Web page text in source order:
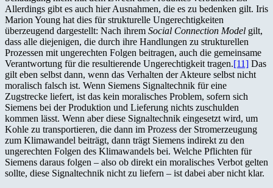
Allerdings gibt es auch hier Ausnahmen, die es zu bedenken gilt. Iris
Marion Young hat dies für strukturelle Ungerechtigkeiten
überzeugend dargestellt: Nach ihrem Social Connection Model gilt,
dass alle diejenigen, die durch ihre Handlungen zu strukturellen
Prozessen mit ungerechten Folgen beitragen, auch die gemeinsame
Verantwortung für die resultierende Ungerechtigkeit tragen.[11] Das
gilt eben selbst dann, wenn das Verhalten der Akteure selbst nicht
moralisch falsch ist. Wenn Siemens Signaltechnik für eine
Zugstrecke liefert, ist das kein moralisches Problem, sofern sich
Siemens bei der Produktion und Lieferung nichts zuschulden
kommen lässt. Wenn aber diese Signaltechnik eingesetzt wird, um
Kohle zu transportieren, die dann im Prozess der Stromerzeugung
zum Klimawandel beiträgt, dann trägt Siemens indirekt zu den
ungerechten Folgen des Klimawandels bei. Welche Pflichten für
Siemens daraus folgen – also ob direkt ein moralisches Verbot gelten
sollte, diese Signaltechnik nicht zu liefern – ist dabei aber nicht klar.